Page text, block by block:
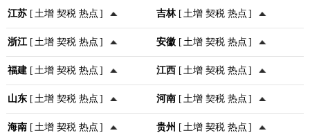
江苏 [ 土增 契税 热点 ] 吉林 [ 土增 契税 热点 ]
浙江 [ 土增 契税 热点 ] 安徽 [ 土增 契税 热点 ]
福建 [ 土增 契税 热点 ] 江西 [ 土增 契税 热点 ]
山东 [ 土增 契税 热点 ] 河南 [ 土增 契税 热点 ]
海南 [ 土增 契税 热点 ] 贵州 [ 土增 契税 热点 ]